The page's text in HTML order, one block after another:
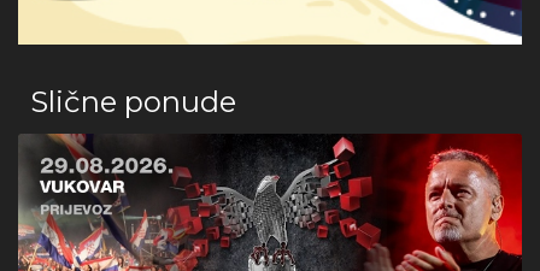
Slične ponude